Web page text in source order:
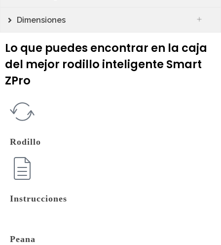
Dimensiones
Lo que puedes encontrar en la caja
del mejor rodillo inteligente Smart
ZPro
Rodillo
Instrucciones
Peana